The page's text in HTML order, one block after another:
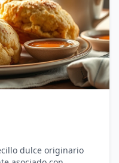
dulce originario